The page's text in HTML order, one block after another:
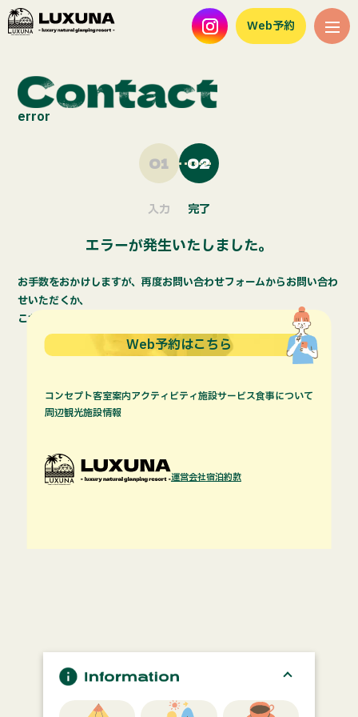
Web予約
error
01
入力
02
完了
エラーが発生いたしました。
お手数をおかけしますが、再度お問い合わせフォームからお問い合わ
せいただくか、
こちら
Web予約はこちら
コンセプト客室案内アクティビティ施設サービス食事について
周辺観光施設情報
運営会社宿泊約款